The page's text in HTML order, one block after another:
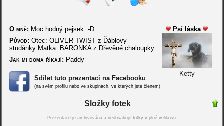
Psí láska
Ketty
O mně: Moc hodný pejsek :-D
Původ: Otec: OLIVER TWIST z Ďáblovy
studánky Matka: BARONKA z Dřevěné chaloupky
Jak mi doma říkají: Paddy
Sdílet tuto prezentaci na Facebooku
(na svém profilu nebo ve skupinách, ve kterých jste členem)
Složky fotek
Prezentace je archivována a neobsahuje fotky v plné velikosti